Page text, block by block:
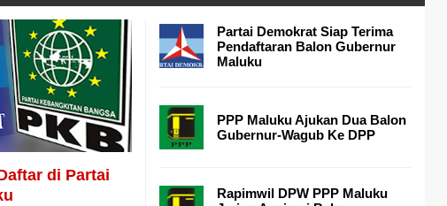
di Partai
Partai Demokrat Siap Terima
Pendaftaran Balon Gubernur
Maluku
PPP Maluku Ajukan Dua Balon
Gubernur-Wagub Ke DPP
Rapimwil DPW PPP Maluku